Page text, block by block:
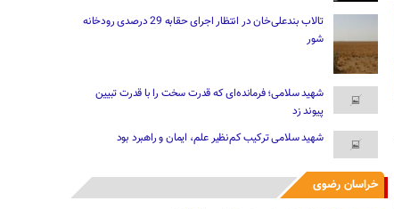
تالاب بندعلی‌خان در انتظار اجرای حقابه 29 درصدی رودخانه
شور
شهید سلامی؛ فرمانده‌ای که قدرت سخت را با قدرت تبیین
پیوند زد
شهید سلامی ترکیب کم‌نظیر علم، ایمان و راهبرد بود
خراسان رضوی